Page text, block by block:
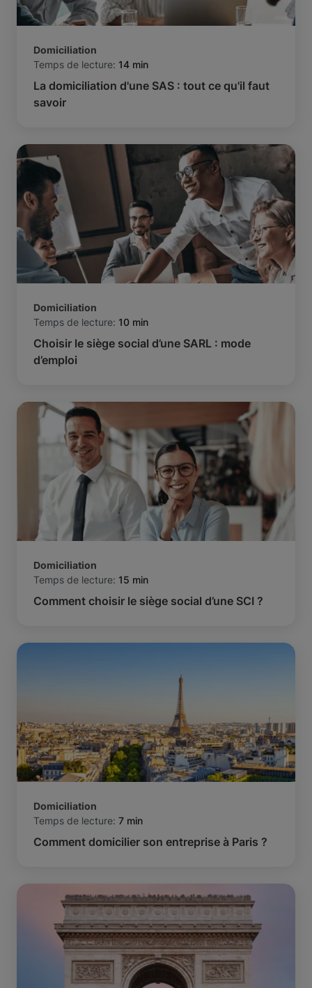
Domiciliation
Temps de lecture: 14 min
La domiciliation d'une SAS : tout ce qu'il faut
savoir
Domiciliation
Temps de lecture: 10 min
Choisir le siège social d’une SARL : mode
d’emploi
Domiciliation
Temps de lecture: 15 min
Comment choisir le siège social d’une SCI ?
Domiciliation
Temps de lecture: 7 min
Comment domicilier son entreprise à Paris ?